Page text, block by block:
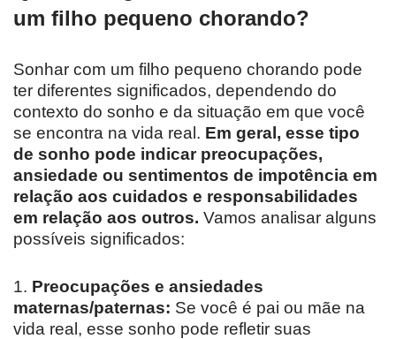
um filho pequeno chorando?
Sonhar com um filho pequeno chorando pode
ter diferentes significados, dependendo do
contexto do sonho e da situação em que você
se encontra na vida real. Em geral, esse tipo
de sonho pode indicar preocupações,
ansiedade ou sentimentos de impotência em
relação aos cuidados e responsabilidades
em relação aos outros. Vamos analisar alguns
possíveis significados:
1. Preocupações e ansiedades
maternas/paternas: Se você é pai ou mãe na
vida real, esse sonho pode refletir suas